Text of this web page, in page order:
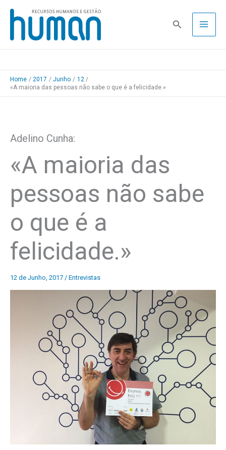
Skip
content
Pesquisa
Home 2017 Junho
12
«A maioria das pessoas não sabe o que é a felicidade.»
Adelino Cunha:
«A maioria das
pessoas não sabe
o que é a
felicidade.»
12 de Junho, 2017 / Entrevistas